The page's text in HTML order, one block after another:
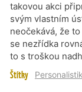
takovou akci
svým vlastním
neočekává, že
se nezřídka
to s troškou
Štítky